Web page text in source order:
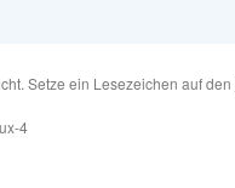
Setze ein Lesezeichen auf den
4